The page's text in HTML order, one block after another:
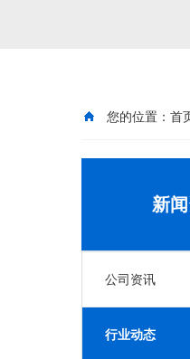
您的位置： 首
新
公司资讯
行业动态